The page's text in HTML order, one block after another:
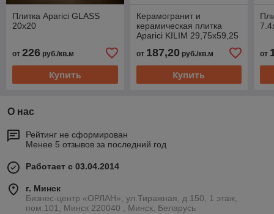
Плитка Aparici GLASS
20х20
от 226 руб./кв.м
Купить
Керамогранит и
керамическая плитка
Aparici KILIM 29,75х59,25
от 187,20руб./кв.м
Купить
от
О нас
Рейтинг не сформирован
Менее 5 отзывов за последний год
Работает с 03.04.2014
г. Минск
Бизнес-центр «ОРЛАН», ул.Тиражная, д.150, 1 этаж,
пом.101, Минск 220040 , Минск, Беларусь